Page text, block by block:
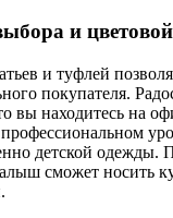
и
и туфлей
покупателя.
вы находитесь на
детской одежды.
сможет носить